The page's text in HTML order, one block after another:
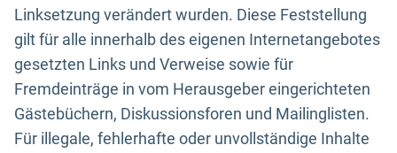
Linksetzung verändert wurden. Diese Feststellung
gilt für alle innerhalb des eigenen Internetangebotes
gesetzten Links und Verweise sowie für
Fremdeinträge in vom Herausgeber eingerichteten
Gästebüchern, Diskussionsforen und Mailinglisten.
Für illegale, fehlerhafte oder unvollständige Inhalte